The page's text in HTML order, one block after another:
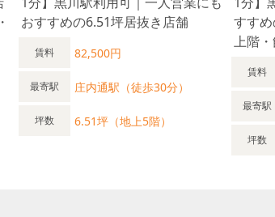
おすすめの6.51坪居抜き店舗
賃料 82,500円
最寄駅 庄内通駅（徒歩30分）
坪数 6.51坪（地上5階）
すす
上階
賃料
最寄駅
坪数